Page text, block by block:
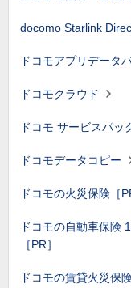
docomo Starlink
ドコモアプリデータ
ドコモクラウド
ドコモ サービスパッ
ドコモデータコピー
ドコモの火災保険［
ドコモの自動車保険
［PR］
ドコモの賃貸火災保